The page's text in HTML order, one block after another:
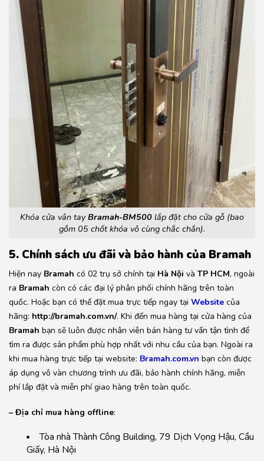
Khóa cửa vân tayBramah-BM500 lắp đặt cho cửa gỗ (bao
gồm 05 chốt khóa vô cùng chắc chắn).
5. Chính sách ưu đãi và bảo hành của Bramah
Hiện nay Bramah có 02 trụ sở chính tại Hà Nội và TP HCM, ngoài
ra Bramah còn có các đại lý phân phối chính hãng trên toàn
quốc. Hoặc bạn có thể đặt mua trực tiếp ngay tại Website của
hãng: http://bramah.com.vn/. Khi đến mua hàng tại cửa hàng của
Bramah bạn sẽ luôn được nhân viên bán hàng tư vấn tận tình để
tìm ra được sản phẩm phù hợp nhất với nhu cầu của bạn. Ngoài ra
khi mua hàng trực tiếp tại website: Bramah.com.vn bạn còn được
áp dụng vô vàn chương trình ưu đãi, bảo hành chính hãng, miễn
phí lắp đặt và miễn phí giao hàng trên toàn quốc.
– Địa chỉ mua hàng offline:
Tòa nhà Thành Công Building, 79 Dịch Vọng Hậu, Cầu
Giấy, Hà Nội